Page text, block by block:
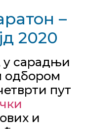
–
2020
у сарадњи
одбором
пут
и